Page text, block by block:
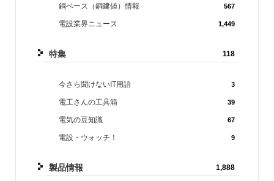
銅ベース（銅建値）情報 567
電設業界ニュース 1,449
特集 118
今さら聞けないIT用語 3
電工さんの工具箱 39
電気の豆知識 67
電設・ウォッチ！ 9
製品情報 1,888